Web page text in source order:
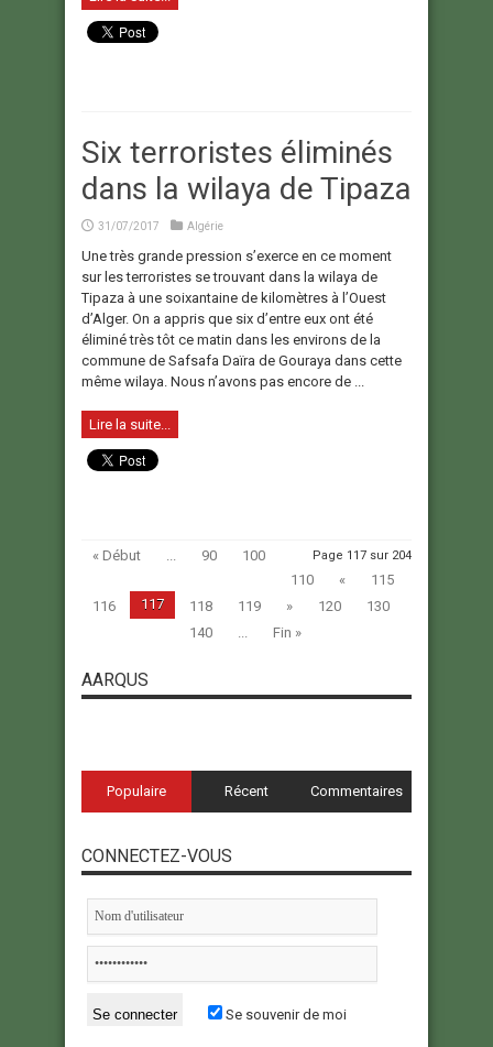
Six terroristes éliminés
dans la wilaya de Tipaza
31/07/2017 Algérie
Une très grande pression s’exerce en ce moment
sur les terroristes se trouvant dans la wilaya de
Tipaza à une soixantaine de kilomètres à l’Ouest
d’Alger. On a appris que six d’entre eux ont été
éliminé très tôt ce matin dans les environs de la
commune de Safsafa Daïra de Gouraya dans cette
même wilaya. Nous n’avons pas encore de ...
Lire la suite...
Page 117 sur 204
« Début ... 90
100
110
«
115
116
117 118 119 » 120
130
140
... Fin »
AARQUS
Populaire Récent Commentaires
CONNECTEZ-VOUS
Se souvenir de moi